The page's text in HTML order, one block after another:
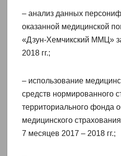
– анализ данных
оказанной медицинской
«Дзун-Хемчикский ММЦ»
2018 гг.;
– использование
средств нормированного
территориального фонда
медицинского
7 месяцев 2017 – 2018 гг.;